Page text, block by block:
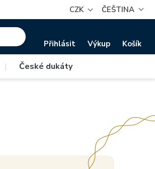
CZK ČEŠTINA
Přihlásit Výkup Košík
| České dukáty
Nízký náklad
činí z českých dukátů